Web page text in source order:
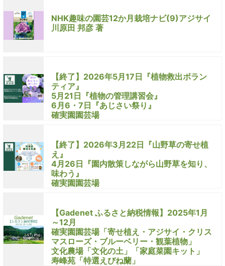
NHK趣味の園芸12か月栽培ナビ(9)アジサイ
川原田 邦彦 著
【終了】2026年5月17日『植物救出ボラン
ティア』
5月21日『植物の管理講習会』
6月6・7日『あじさい祭り』
確実園園芸場
【終了】2026年3月22日『山野草の寄せ植
え』
4月26日『園内散策しながら山野草を知り、
味わう』
確実園園芸場
【Gadenet ふるさと納税情報】2025年1月
～12月
確実園園芸場「寄せ植え・アジサイ・クリス
マスローズ・ブルーベリー・観葉植物」
文化農場「文化の土」「家庭菜園キット」
寿峰苑「特選えびね蘭」